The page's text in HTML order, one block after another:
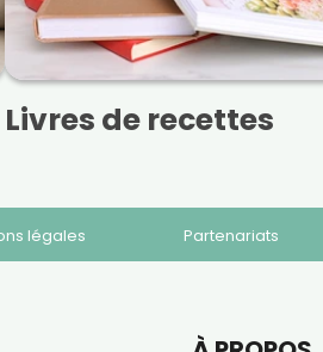
Livres de recettes
légales Partenariats